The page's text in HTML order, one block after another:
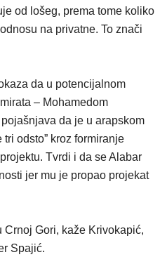
od lošeg, prema tome koliko
na privatne. To znači
da u potencijalnom
– Mohamedom
da je u arapskom
odsto” kroz formiranje
Tvrdi i da se Alabar
jer mu je propao projekat
Gori, kaže Krivokapić,
Spajić.